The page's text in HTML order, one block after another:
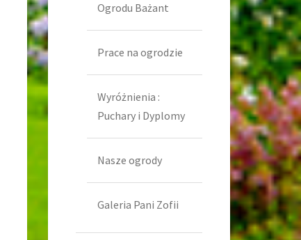
Ogrodu Bażant
Prace na ogrodzie
Wyróżnienia :
Puchary i Dyplomy
Nasze ogrody
Galeria Pani Zofii